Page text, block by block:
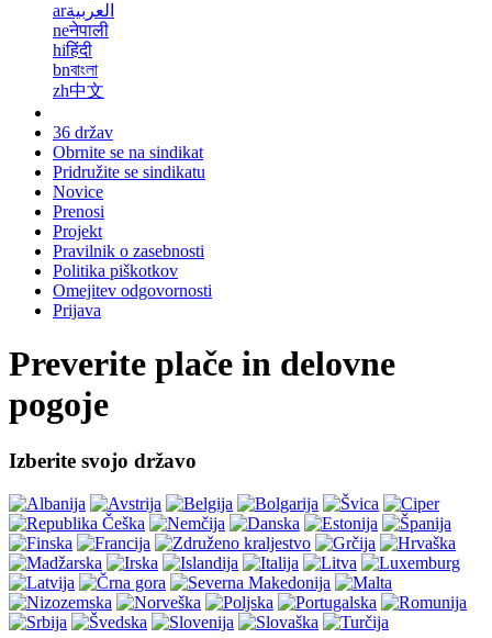
arالعربية
neनेपाली
hiहिंदी
bnবাংলা
zh中文
36 držav
Obrnite se na sindikat
Pridružite se sindikatu
Novice
Prenosi
Projekt
Pravilnik o zasebnosti
Politika piškotkov
Omejitev odgovornosti
Prijava
Preverite plače in delovne
pogoje
Izberite svojo državo